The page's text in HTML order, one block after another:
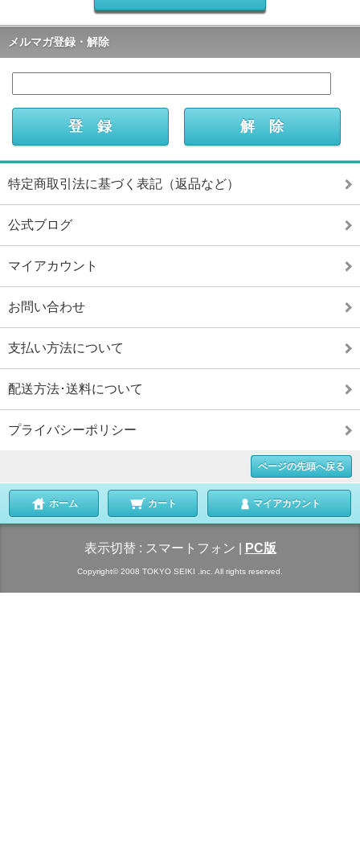
メルマガ登録・解除
特定商取引法に基づく表記（返品など）
公式ブログ
マイアカウント
お問い合わせ
支払い方法について
配送方法･送料について
プライバシーポリシー
ページの先頭へ戻る
ホーム カート マイアカウント
表示切替 : スマートフォン PC版
Copyright© 2008 TOKYO SEIKI .inc. All rights reserved.